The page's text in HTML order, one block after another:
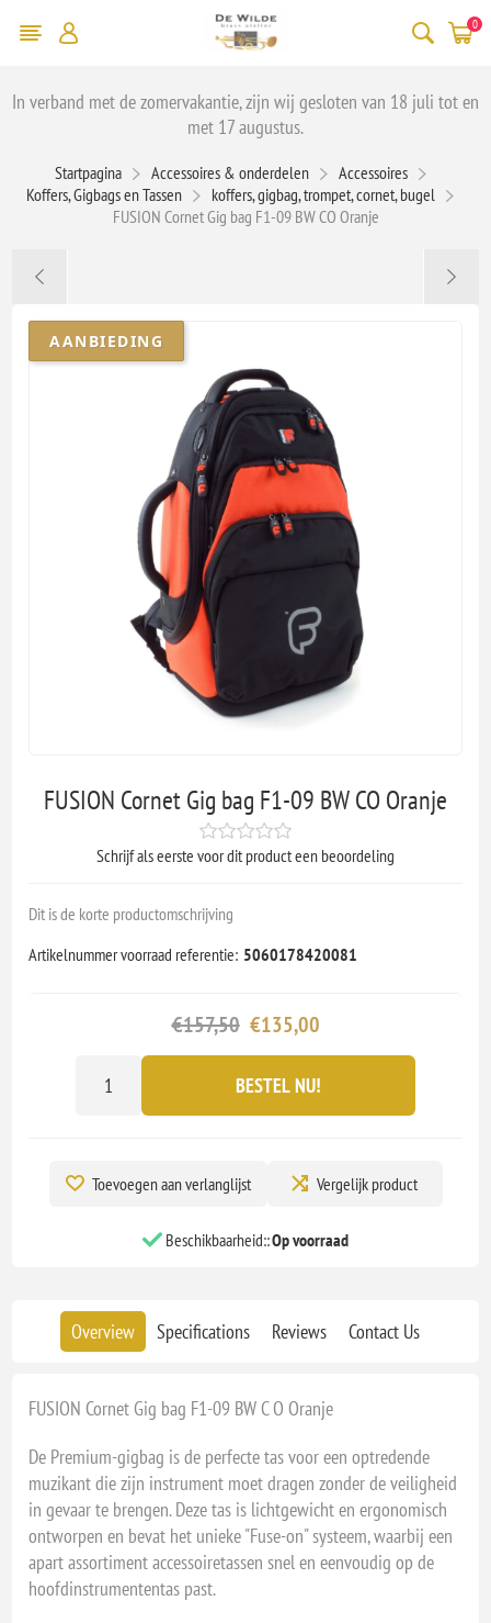
0
In verband met de zomervakantie, zijn wij gesloten van 18 juli tot en
met 17 augustus.
Startpagina Accessoires & onderdelen
Accessoires
Koffers, Gigbags en Tassen
koffers, gigbag, trompet, cornet, bugel
FUSION Cornet Gig bag F1-09 BW CO Oranje
AANBIEDING
FUSION Cornet Gig bag F1-09 BW CO Oranje
Schrijf als eerste voor dit product een beoordeling
Dit is de korte productomschrijving
Artikelnummer voorraad referentie: 5060178420081
€157,50 €135,00
BESTEL NU!
Toevoegen aan verlanglijst Vergelijk product
Beschikbaarheid::Op voorraad
Overview Specifications Reviews Contact Us
FUSION Cornet Gig bag F1-09 BW C O Oranje
De Premium-gigbag is de perfecte tas voor een optredende
muzikant die zijn instrument moet dragen zonder de veiligheid
in gevaar te brengen. Deze tas is lichtgewicht en ergonomisch
ontworpen en bevat het unieke "Fuse-on" systeem, waarbij een
apart assortiment accessoiretassen snel en eenvoudig op de
hoofdinstrumententas past.